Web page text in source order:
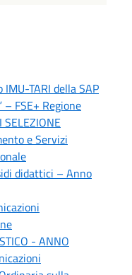
TARI della SAP
– FSE+ Regione
e Servizi
didattici – Anno
- ANNO